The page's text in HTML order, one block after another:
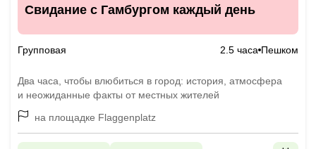
Свидание с Гамбургом каждый день
Групповая 2.5 часа Пешком
Два часа, чтобы влюбиться в город: история, атмосфера
и неожиданные факты от местных жителей
на площадке Flaggenplatz